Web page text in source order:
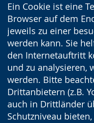
Ein Cookie ist eine
Browser auf dem
jeweils zu einer
werden kann. Sie
den Internetauftritt
und zu analysieren,
werden. Bitte
Drittanbietern (z.B.
auch in Drittländer
Schutzniveau